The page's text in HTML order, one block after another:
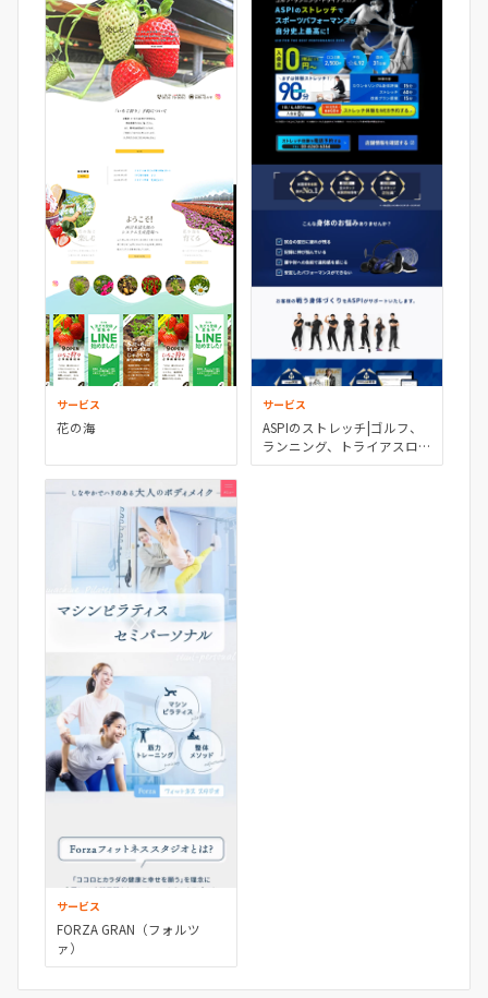
サービス
花の海
サービス
ASPIのストレッチ|ゴルフ、
ランニング、トライアスロン
のケア、パフォーマンスアッ
サービス
FORZA GRAN（フォルツ
ァ）